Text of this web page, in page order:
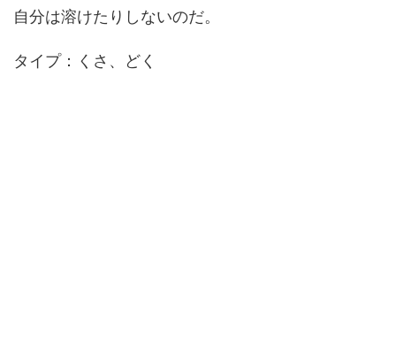
自分は溶けたりしないのだ。
タイプ：くさ、どく